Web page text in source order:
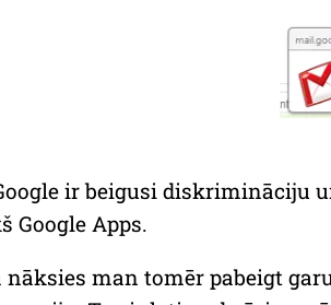
ir beigusi diskrimināciju
Google Apps.
nāksies man tomēr pabeigt